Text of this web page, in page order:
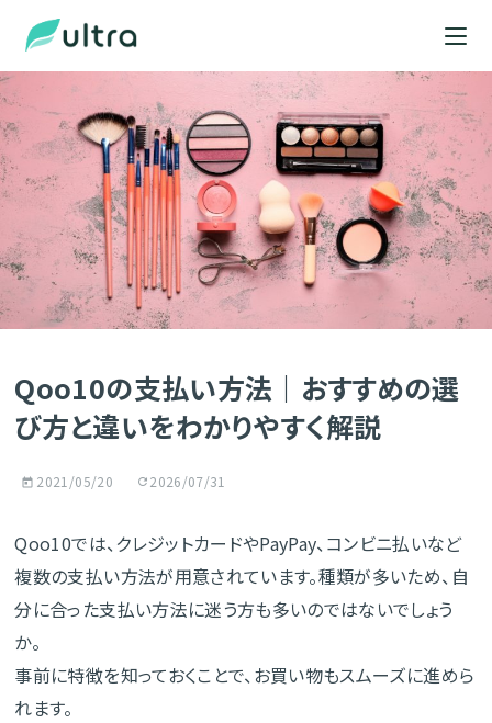
Qoo10の支払い方法｜おすすめの選
び方と違いをわかりやすく解説
2021/05/20 2026/07/31
Qoo10では、クレジットカードやPayPay、コンビニ払いなど
複数の支払い方法が用意されています。種類が多いため、自
分に合った支払い方法に迷う方も多いのではないでしょう
か。
事前に特徴を知っておくことで、お買い物もスムーズに進めら
れます。